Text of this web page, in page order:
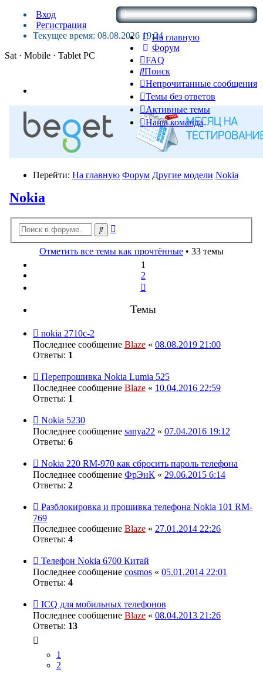
На главную
Форум
FAQ
Поиск
Непрочитанные сообщения
Темы без ответов
Активные темы
Наша команда
Вход
Регистрация
Текущее время: 08.08.2026 19:24
Sat · Mobile · Tablet PC
Перейти: На главную Форум Другие модели Nokia
Nokia
Поиск
Отметить все темы как прочтённые • 33 темы
1
2
Темы
nokia 2710c-2
Последнее сообщение Blaze « 08.08.2019 21:00
Ответы: 1
Перепрошивка Nokia Lumia 525
Последнее сообщение Blaze « 10.04.2016 22:59
Ответы: 1
Nokia 5230
Последнее сообщение sanya22 « 07.04.2016 19:12
Ответы: 6
Nokia 220 RM-970 как сбросить пароль телефона
Последнее сообщение ФрЭнК « 29.06.2015 6:14
Ответы: 2
Разблокировка и прошивка телефона Nokia 101 RM-
769
Последнее сообщение Blaze « 27.01.2014 22:26
Ответы: 4
Телефон Nokia 6700 Китай
Последнее сообщение cosmos « 05.01.2014 22:01
Ответы: 4
ICQ для мобильных телефонов
Последнее сообщение Blaze « 08.04.2013 21:26
Ответы: 13
1
2